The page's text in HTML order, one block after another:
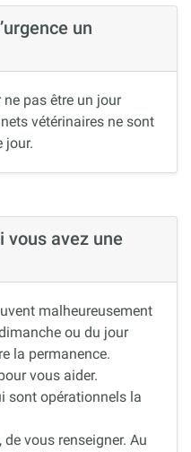
un
pas être un jour
vétérinaires ne sont
jour.
vous avez une
malheureusement
ou du jour
la permanence.
vous aider.
sont opérationnels la
vous renseigner. Au